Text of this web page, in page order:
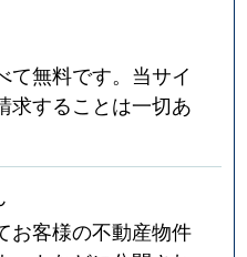
て無料です。当サイ
求することは一切あ
お客様の不動産物件